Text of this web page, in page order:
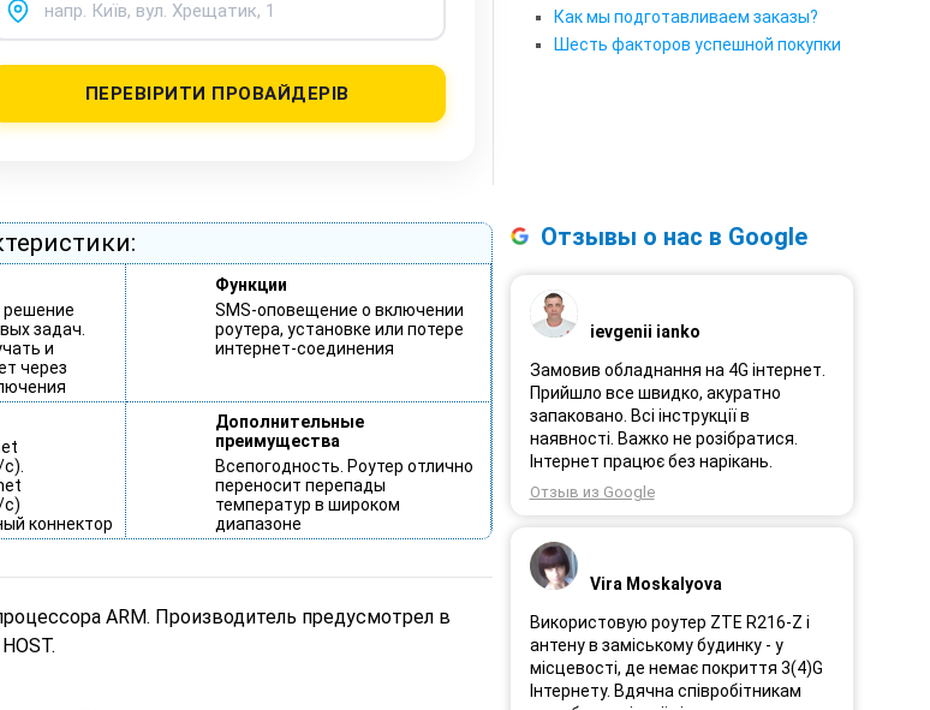
ПЕРЕВІРИТИ ПРОВАЙДЕРІВ
Как мы подготавливаем заказы?
Шесть факторов успешной покупки
задач.
и
через
Функции
SMS-оповещение о включении
роутера, установке или потере
интернет-соединения
коннектор
Дополнительные
преимущества
Всепогодность. Роутер отлично
переносит перепады
температур в широком
диапазоне
ARM. Производитель предусмотрел в
Отзывы о нас в Google
ievgenii ianko
Замовив обладнання на 4G інтернет.
Прийшло все швидко, акуратно
запаковано. Всі інструкції в
наявності. Важко не розібратися.
Інтернет працює без нарікань.
Отзыв из Google
Vira Moskalyova
Використовую роутер ZTE R216-Z і
антену в заміському будинку - у
місцевості, де немає покриття 3(4)G
Інтернету. Вдячна співробітникам